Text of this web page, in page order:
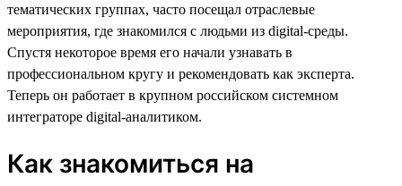
тематических группах, часто посещал отраслевые
мероприятия, где знакомился с людьми из digital-среды.
Спустя некоторое время его начали узнавать в
профессиональном кругу и рекомендовать как эксперта.
Теперь он работает в крупном российском системном
интеграторе digital-аналитиком.
Как знакомиться на